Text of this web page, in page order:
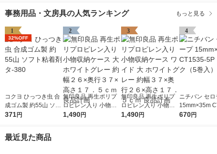
事務用品・文房具の人気ランキング もっと見る
1
32%OFF
コクヨ ひっつき虫 合
成ゴム製 約55山 ソフ
ト粘着剤 タ-380
371円
2
無印良品 再生ポリプ
ロピレン入り 小物収
納ケース 大 ホワイト
1,490円
3
無印良品 再生ポリプ
ロピレン入り 小物収
納ケース ワイド 大 ホ
1,490円
4
ニチバン セ
15mm×35m
5P 1パック（
670円
最近見た商品